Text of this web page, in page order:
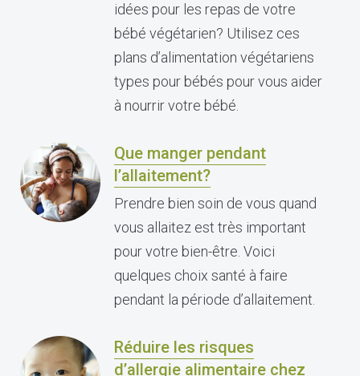
idées pour les repas de votre
bébé végétarien? Utilisez ces
plans d’alimentation végétariens
types pour bébés pour vous aider
à nourrir votre bébé.
Que manger pendant
l’allaitement?
Prendre bien soin de vous quand
vous allaitez est très important
pour votre bien-être. Voici
quelques choix santé à faire
pendant la période d’allaitement.
Réduire les risques
d’allergie alimentaire chez